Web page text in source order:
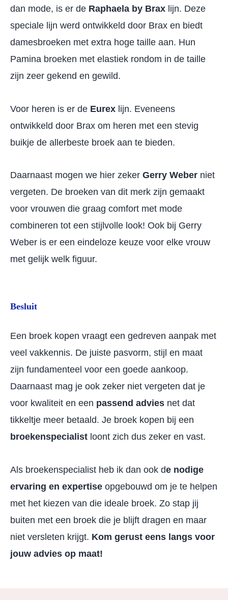
dan mode, is er de Raphaela by Brax lijn. Deze
speciale lijn werd ontwikkeld door Brax en biedt
damesbroeken met extra hoge taille aan. Hun
Pamina broeken met elastiek rondom in de taille
zijn zeer gekend en gewild.
Voor heren is er de Eurex lijn. Eveneens
ontwikkeld door Brax om heren met een stevig
buikje de allerbeste broek aan te bieden.
Daarnaast mogen we hier zeker Gerry Weber niet
vergeten. De broeken van dit merk zijn gemaakt
voor vrouwen die graag comfort met mode
combineren tot een stijlvolle look! Ook bij Gerry
Weber is er een eindeloze keuze voor elke vrouw
met gelijk welk figuur.
Besluit
Een broek kopen vraagt een gedreven aanpak met
veel vakkennis. De juiste pasvorm, stijl en maat
zijn fundamenteel voor een goede aankoop.
Daarnaast mag je ook zeker niet vergeten dat je
voor kwaliteit en een passend advies net dat
tikkeltje meer betaald. Je broek kopen bij een
broekenspecialist loont zich dus zeker en vast.
Als broekenspecialist heb ik dan ook de nodige
ervaring en expertise opgebouwd om je te helpen
met het kiezen van die ideale broek. Zo stap jij
buiten met een broek die je blijft dragen en maar
niet versleten krijgt. Kom gerust eens langs voor
jouw advies op maat!